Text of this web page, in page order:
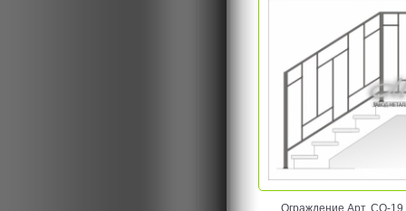
Ограждение Арт. CO-